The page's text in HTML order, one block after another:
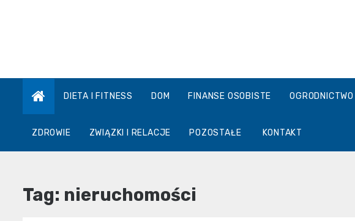
DIETA I FITNESS DOM FINANSE OSOBISTE OGRODNICTWO
ZDROWIE ZWIĄZKI I RELACJE POZOSTAŁE KONTAKT
Tag: nieruchomości